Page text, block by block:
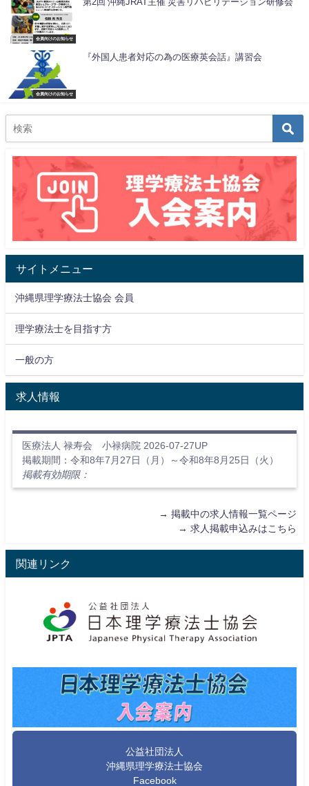
会員向けのお知らせ
会員向けのお知らせ
『外国人患者対応の為の医療英会話』講習会
サイトメニュー
沖縄県理学療法士協会 会員
理学療法士を目指す方
一般の方
求人情報
医療法人 禄寿会 小禄病院 2026-07-27UP
掲載期間：令和8年7月27日（月）～令和8年8月25日（火）
掲載有効期限：
→ 掲載中の求人情報一覧ページ
→ 求人掲載申込みはこちら
関連リンク
公益社団法人
沖縄県理学療法士協会
Facebook